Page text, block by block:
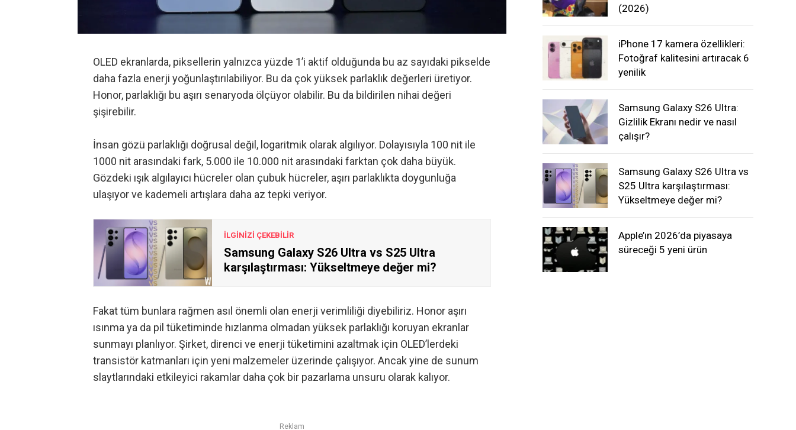
OLED ekranlarda, piksellerin yalnızca yüzde 1’i aktif olduğunda bu az sayıdaki pikselde
daha fazla enerji yoğunlaştırılabiliyor. Bu da çok yüksek parlaklık değerleri üretiyor.
Honor, parlaklığı bu aşırı senaryoda ölçüyor olabilir. Bu da bildirilen nihai değeri
şişirebilir.
İnsan gözü parlaklığı doğrusal değil, logaritmik olarak algılıyor. Dolayısıyla 100 nit ile
1000 nit arasındaki fark, 5.000 ile 10.000 nit arasındaki farktan çok daha büyük.
Gözdeki ışık algılayıcı hücreler olan çubuk hücreler, aşırı parlaklıkta doygunluğa
ulaşıyor ve kademeli artışlara daha az tepki veriyor.
İLGİNİZİ ÇEKEBİLİR
Samsung Galaxy S26 Ultra vs S25 Ultra
karşılaştırması: Yükseltmeye değer mi?
Fakat tüm bunlara rağmen asıl önemli olan enerji verimliliği diyebiliriz. Honor aşırı
ısınma ya da pil tüketiminde hızlanma olmadan yüksek parlaklığı koruyan ekranlar
sunmayı planlıyor. Şirket, direnci ve enerji tüketimini azaltmak için OLED’lerdeki
transistör katmanları için yeni malzemeler üzerinde çalışıyor. Ancak yine de sunum
slaytlarındaki etkileyici rakamlar daha çok bir pazarlama unsuru olarak kalıyor.
Reklam
(2026)
iPhone 17 kamera özellikleri:
Fotoğraf kalitesini artıracak 6
yenilik
Samsung Galaxy S26 Ultra:
Gizlilik Ekranı nedir ve nasıl
çalışır?
Samsung Galaxy S26 Ultra vs
S25 Ultra karşılaştırması:
Yükseltmeye değer mi?
Apple’ın 2026’da piyasaya
süreceği 5 yeni ürün